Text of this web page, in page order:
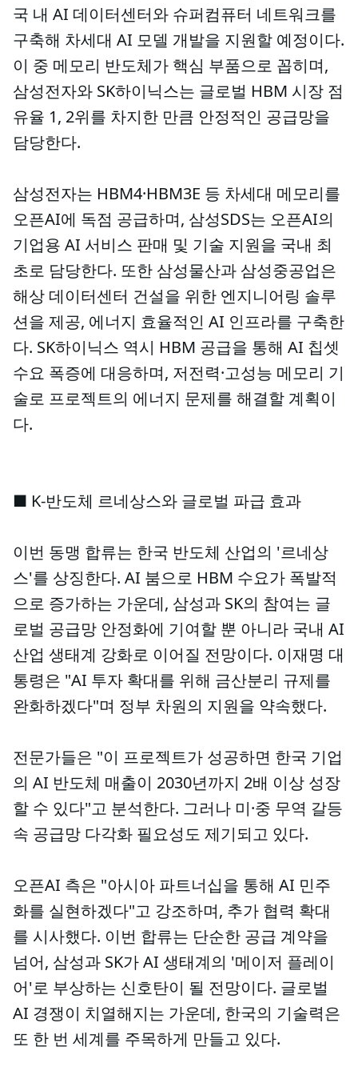
국 내 AI 데이터센터와 슈퍼컴퓨터 네트워크를
구축해 차세대 AI 모델 개발을 지원할 예정이다.
이 중 메모리 반도체가 핵심 부품으로 꼽히며,
삼성전자와 SK하이닉스는 글로벌 HBM 시장 점
유율 1, 2위를 차지한 만큼 안정적인 공급망을
담당한다.
삼성전자는 HBM4·HBM3E 등 차세대 메모리를
오픈AI에 독점 공급하며, 삼성SDS는 오픈AI의
기업용 AI 서비스 판매 및 기술 지원을 국내 최
초로 담당한다. 또한 삼성물산과 삼성중공업은
해상 데이터센터 건설을 위한 엔지니어링 솔루
션을 제공, 에너지 효율적인 AI 인프라를 구축한
다. SK하이닉스 역시 HBM 공급을 통해 AI 칩셋
수요 폭증에 대응하며, 저전력·고성능 메모리 기
술로 프로젝트의 에너지 문제를 해결할 계획이
다.
■ K-반도체 르네상스와 글로벌 파급 효과
이번 동맹 합류는 한국 반도체 산업의 '르네상
스'를 상징한다. AI 붐으로 HBM 수요가 폭발적
으로 증가하는 가운데, 삼성과 SK의 참여는 글
로벌 공급망 안정화에 기여할 뿐 아니라 국내 AI
산업 생태계 강화로 이어질 전망이다. 이재명 대
통령은 "AI 투자 확대를 위해 금산분리 규제를
완화하겠다"며 정부 차원의 지원을 약속했다.
전문가들은 "이 프로젝트가 성공하면 한국 기업
의 AI 반도체 매출이 2030년까지 2배 이상 성장
할 수 있다"고 분석한다. 그러나 미·중 무역 갈등
속 공급망 다각화 필요성도 제기되고 있다.
오픈AI 측은 "아시아 파트너십을 통해 AI 민주
화를 실현하겠다"고 강조하며, 추가 협력 확대
를 시사했다. 이번 합류는 단순한 공급 계약을
넘어, 삼성과 SK가 AI 생태계의 '메이저 플레이
어'로 부상하는 신호탄이 될 전망이다. 글로벌
AI 경쟁이 치열해지는 가운데, 한국의 기술력은
또 한 번 세계를 주목하게 만들고 있다.